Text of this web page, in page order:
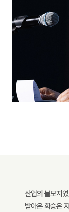
산업의 불모지
받아온 화승은